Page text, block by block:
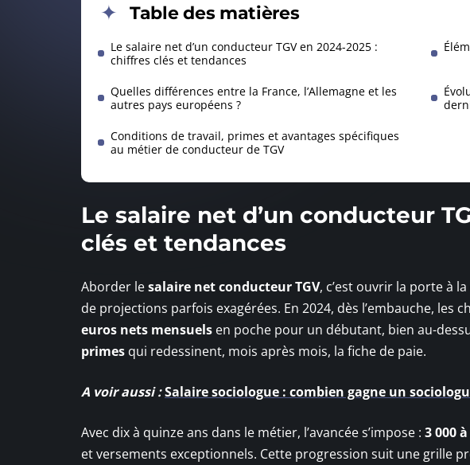
Table des matières
Le salaire net d’un conducteur TGV en 2024-2025 :
chiffres clés et tendances
Quelles différences entre la France, l’Allemagne et les
autres pays européens ?
Conditions de travail, primes et avantages spécifiques
au métier de conducteur de TGV
Le salaire net d’un conducteur
clés et tendances
Aborder lesalaire net conducteur TGV, c’est ouvrir la porte à
de projections parfois exagérées. En 2024, dès l’embauche, les
euros nets mensuels en poche pour un débutant, bien au-
primes qui redessinent, mois après mois, la fiche de paie.
A voir aussi :Salaire sociologue : combien gagne un
Avec dix à quinze ans dans le métier, l’avancée s’impose : 3 000
et versements exceptionnels. Cette progression suit une grille